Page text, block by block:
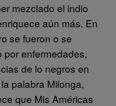
mezclado el indio
aún más. En
se fueron o se
por enfermedades,
de lo negros en
palabra Milonga,
que Mis Américas